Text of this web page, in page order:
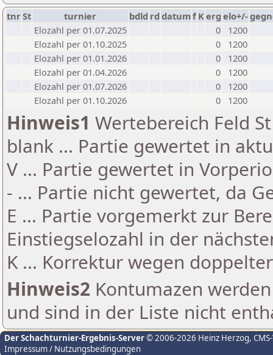
tnrSt turnier bdld rd datumf Kerg elo+/-
Elozahl per 01.07.2025
0
1200
Elozahl per 01.10.2025
0
1200
Elozahl per 01.01.2026
0
1200
Elozahl per 01.04.2026
0
1200
Elozahl per 01.07.2026
0
1200
Elozahl per 01.10.2026
0 1200
Hinweis1 Wertebereich Feld
blank ... Partie gewertet in
V ... Partie gewertet in
- ... Partie nicht gewertet, da
E ... Partie vorgemerkt zur
Einstiegselozahl in der
K ... Korrektur wegen
Hinweis2 Kontumazen
und sind in der Liste nicht
Der Schachturnier-Ergebnis-Server© 2006-2026 Heinz Herzog,
Impressum / Nutzungsbedingungen